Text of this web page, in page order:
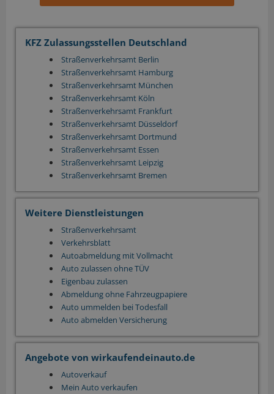
KFZ Zulassungsstellen Deutschland
Straßenverkehrsamt Berlin
Straßenverkehrsamt Hamburg
Straßenverkehrsamt München
Straßenverkehrsamt Köln
Straßenverkehrsamt Frankfurt
Straßenverkehrsamt Düsseldorf
Straßenverkehrsamt Dortmund
Straßenverkehrsamt Essen
Straßenverkehrsamt Leipzig
Straßenverkehrsamt Bremen
Weitere Dienstleistungen
Straßenverkehrsamt
Verkehrsblatt
Autoabmeldung mit Vollmacht
Auto zulassen ohne TÜV
Eigenbau zulassen
Abmeldung ohne Fahrzeugpapiere
Auto ummelden bei Todesfall
Auto abmelden Versicherung
Angebote von wirkaufendeinauto.de
Autoverkauf
Mein Auto verkaufen